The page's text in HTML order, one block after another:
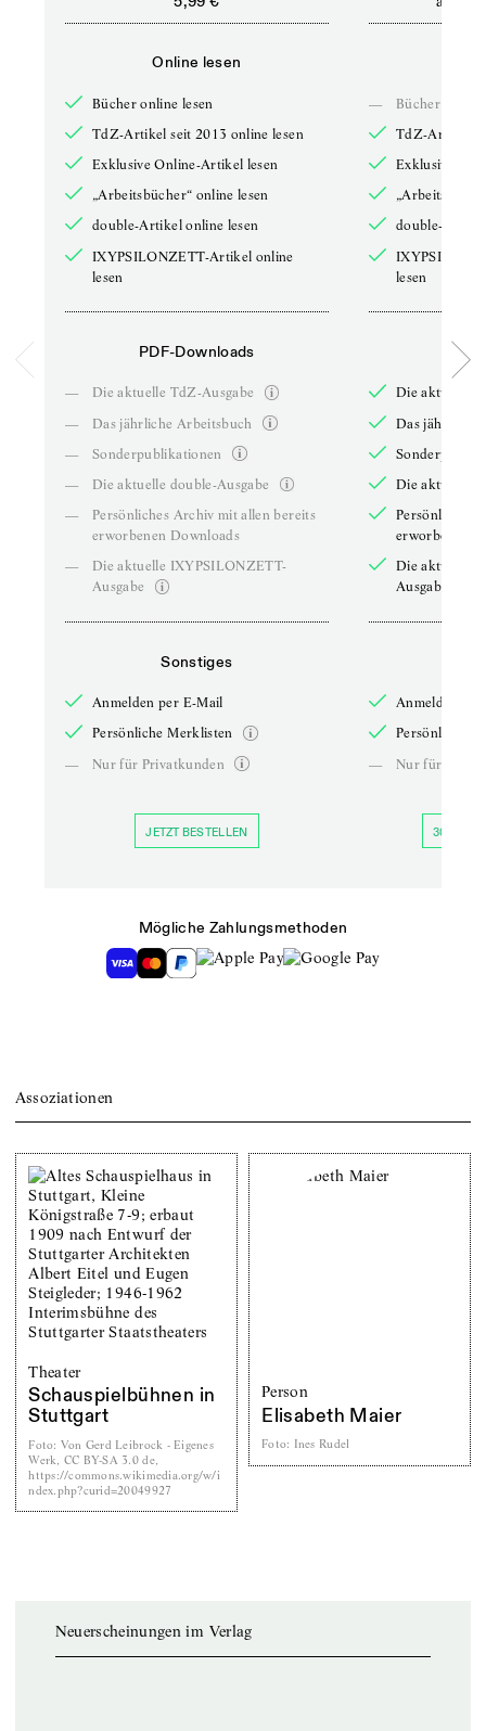
Online lesen
Bücher online lesen
TdZ-Artikel seit 2013 online lesen
Exklusive Online-Artikel lesen
„Arbeitsbücher“ online lesen
double-Artikel online lesen
IXYPSILONZETT-Artikel online
lesen
PDF-Downloads
—
Die aktuelle TdZ-Ausgabe
—
Das jährliche Arbeitsbuch
—
Sonderpublikationen
—
Die aktuelle double-Ausgabe
—
Persönliches Archiv mit allen bereits
erworbenen Downloads
—
Die aktuelle IXYPSILONZETT-
Ausgabe
Sonstiges
Anmelden per E-Mail
Persönliche Merklisten
—
Nur für Privatkunden
JETZT BESTELLEN
—
Bücher online
TdZ-Artikel
Exklusive
double-
lesen
Die aktuelle
Das jährliche
Die aktuelle
Persönliches
erworbenen
Die aktuelle
Ausgabe
Anmelden
Persönliche
—
Nur für
30 TAGE
Mögliche Zahlungsmethoden
Assoziationen
Theater
Schauspielbühnen in
Stuttgart
Foto: Von Gerd Leibrock - Eigenes
Werk, CC BY-SA 3.0 de,
https://commons.wikimedia.org/w/i
ndex.php?curid=20049927
Person
Elisabeth Maier
Foto: Ines Rudel
Neuerscheinungen im Verlag